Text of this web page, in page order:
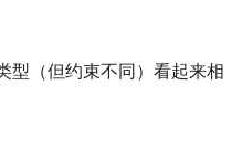
型（但约束不同）看起来相